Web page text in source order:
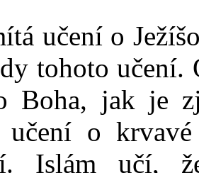
učení o
tohoto učení.
Boha, jak je
učení o
Islám učí,